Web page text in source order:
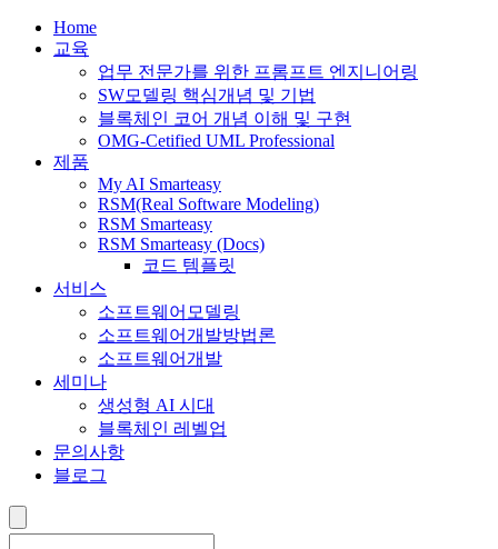
Home
교육
업무 전문가를 위한 프롬프트 엔지니어링
SW모델링 핵심개념 및 기법
블록체인 코어 개념 이해 및 구현
OMG-Cetified UML Professional
제품
My AI Smarteasy
RSM(Real Software Modeling)
RSM Smarteasy
RSM Smarteasy (Docs)
코드 템플릿
서비스
소프트웨어모델링
소프트웨어개발방법론
소프트웨어개발
세미나
생성형 AI 시대
블록체인 레벨업
문의사항
블로그